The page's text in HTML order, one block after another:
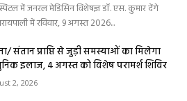
में जनरल मेडिसिन विशेषज्ञ डॉ. एस. कुमार देंगे
में रविवार, 9 अगस्त 2026...
संतान प्राप्ति से जुड़ी समस्याओं का मिलेगा
इलाज, 4 अगस्त को विशेष परामर्श शिविर
2, 2026